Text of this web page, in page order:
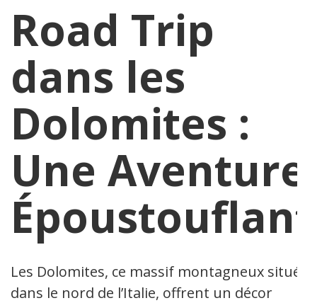
Road Trip
dans les
Dolomites :
Une Aventure
Les Dolomites, ce massif montagneux situé
dans le nord de l’Italie, offrent un décor